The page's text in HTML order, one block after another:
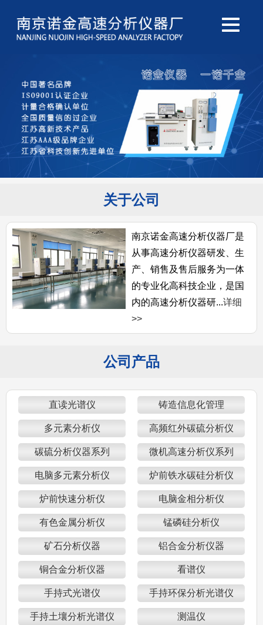
关于公司
南京诺金高速分析仪器厂是
从事高速分析仪器研发、生
产、销售及售后服务为一体
的专业化高科技企业，是国
内的高速分析仪器研...详细
>>
公司产品
直读光谱仪 铸造信息化管理
多元素分析仪 高频红外碳硫分析仪
碳硫分析仪器系列 微机高速分析仪系列
电脑多元素分析仪 炉前铁水碳硅分析仪
炉前快速分析仪 电脑金相分析仪
有色金属分析仪 锰磷硅分析仪
矿石分析仪器 铝合金分析仪器
铜合金分析仪器 看谱仪
手持式光谱仪 手持环保分析光谱仪
手持土壤分析光谱仪 测温仪